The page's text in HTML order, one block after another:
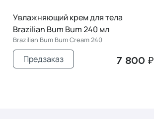
Увлажняющий крем для тела
Brazilian Bum Bum 240 мл
Brazilian Bum Bum Cream 240
7 800 ₽
Предзаказ